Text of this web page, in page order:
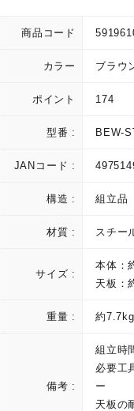
商品コード
カラー ブラウ
ポイント 174
型番 : BEW-
JANコード :
構造 : 組立品
材質 : スチー
サイズ :
本体：
天板：
重量 : 約7.7kg
備考 :
組立時
必要工
ー
天板の